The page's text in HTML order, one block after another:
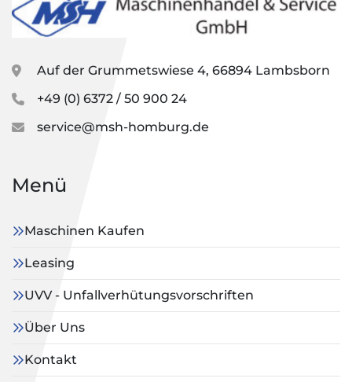
Auf der Grummetswiese 4, 66894 Lambsborn
+49 (0) 6372 / 50 900 24
service@msh-homburg.de
Menü
Maschinen Kaufen
Leasing
UVV - Unfallverhütungsvorschriften
Über Uns
Kontakt